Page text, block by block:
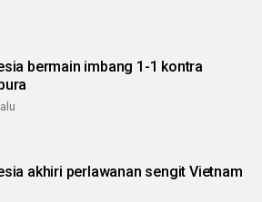
bermain imbang 1-1 kontra
akhiri perlawanan sengit Vietnam